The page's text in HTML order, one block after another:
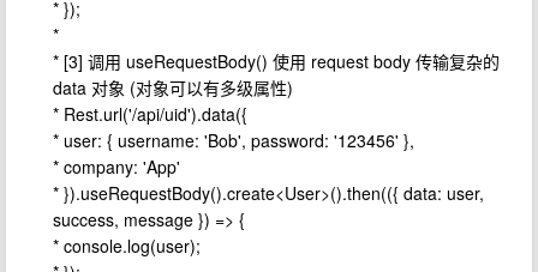
* });
*
* [3] 调用 useRequestBody() 使用 request body 传输复杂的
data 对象 (对象可以有多级属性)
* Rest.url('/api/uid').data({
* user: { username: 'Bob', password: '123456' },
* company: 'App'
* }).useRequestBody().create<User>().then(({ data: user,
success, message }) => {
* console.log(user);